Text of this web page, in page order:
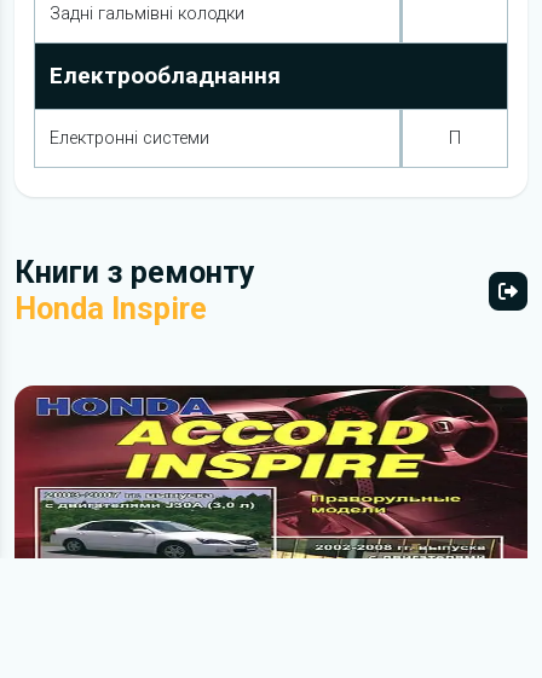
Задні гальмівні колодки
Електрообладнання
Електронні системи П
Книги з ремонту
Honda Inspire